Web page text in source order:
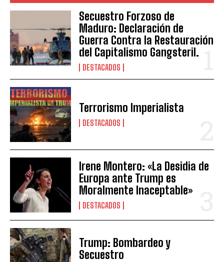
Secuestro Forzoso de
Maduro: Declaración de
Guerra Contra la Restauración
del Capitalismo Gangsteril.
DESTACADOS
Terrorismo Imperialista
DESTACADOS
Irene Montero: «La Desidia de
Europa ante Trump es
Moralmente Inaceptable»
DESTACADOS
Trump: Bombardeo y
Secuestro